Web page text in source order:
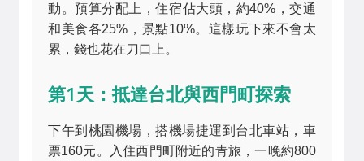
動。預算分配上，住宿佔大頭，約40%，交通
和美食各25%，景點10%。這樣玩下來不會太
累，錢也花在刀口上。
第1天：抵達台北與西門町探索
下午到桃園機場，搭機場捷運到台北車站，車
票160元。入住西門町附近的青旅，一晚約800